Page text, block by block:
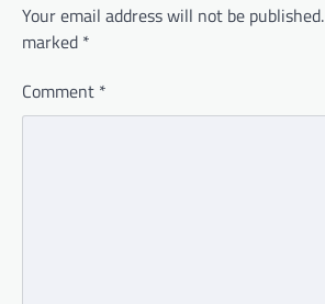
Your email address will not be published.
marked *
Comment *